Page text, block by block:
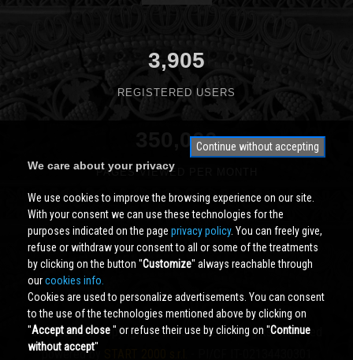
3,905
REGISTERED USERS
350,000
PAGES VIEWED PER MONTH
Cividale.COMCopyright © 2000 - 2026 All Rights Reserved
powered by
Continue without accepting
We care about your privacy
We use cookies to improve the browsing experience on our site.
With your consent we can use these technologies for the
purposes indicated on the page privacy policy. You can freely give,
refuse or withdraw your consent to all or some of the treatments
by clicking on the button ''Customize'' always reachable through
ourcookies info.
Cookies are used to personalize advertisements. You can consent
to the use of the technologies mentioned above by clicking on
''Accept and close'' or refuse their use by clicking on ''Continue
without accept''